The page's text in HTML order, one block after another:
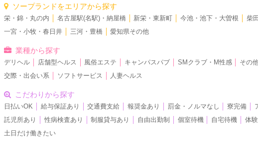
ソープランドをエリアから探す
栄・錦・丸の内 名古屋駅(名駅)・納屋橋 新栄・東新町 今池・池下・大曽根 柴田
一宮・小牧・春日井
三河・豊橋 愛知県その他
業種から探す
デリヘル 店舗型ヘルス 風俗エステ キャンパスパブ SMクラブ・M性感 その
交際・出会い系
ソフトサービス 人妻ヘルス
こだわりから探す
日払いOK 給与保証あり 交通費支給 報奨金あり 罰金・ノルマなし 寮完備
託児所あり
性病検査あり 制服貸与あり 自由出勤制 個室待機 自宅待機 体
土日だけ働きたい